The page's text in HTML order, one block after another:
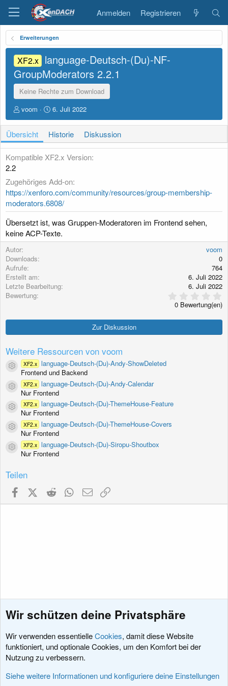
Anmelden Registrieren
Erweiterungen
XF2.x language-Deutsch-(Du)-NF-
GroupModerators 2.2.1
Keine Rechte zum Download
A
u
t
o
r
voom
D
a
t
u
m
E
t
e
l
l
n
g
6. Juli 2022
Übersicht Historie Diskussion
Kompatible XF2.x Version
2.2
Zugehöriges Add-on
https://xenforo.com/community/resources/group-membership-
moderators.6808/
Übersetzt ist, was Gruppen-Moderatoren im Frontend sehen,
keine ACP-Texte.
Autor
voom
Downloads
0
Aufrufe
764
Erstellt am
6. Juli 2022
Letzte Bearbeitung
6. Juli 2022
Bewertung
,
0
t
0 Bewertung(en)
Zur Diskussion
Weitere Ressourcen von voom
Ressourcen-Icon
XF2.x language-Deutsch-(Du)-Andy-ShowDeleted
Frontend und Backend
Ressourcen-Icon
XF2.x language-Deutsch-(Du)-Andy-Calendar
Nur Frontend
Ressourcen-Icon
XF2.x language-Deutsch-(Du)-ThemeHouse-Feature
Nur Frontend
Ressourcen-Icon
XF2.x language-Deutsch-(Du)-ThemeHouse-Covers
Nur Frontend
Ressourcen-Icon
XF2.x language-Deutsch-(Du)-Siropu-Shoutbox
Nur Frontend
Teilen
FacebookX (Twitter)
Reddit WhatsApp
E-Mail
Erweiterungen
Wir schützen deine Privatsphäre
Wir verwenden essentielleCookies, damit diese Website
funktioniert, und optionale Cookies, um den Komfort bei der
Nutzung zu verbessern.
Siehe weitere Informationen und konfiguriere deine Einstellungen